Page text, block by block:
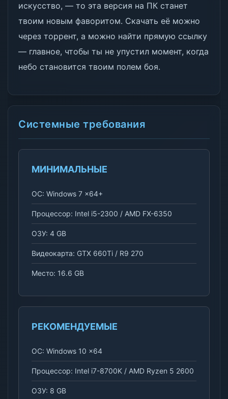
искусство, — то эта версия на ПК станет
твоим новым фаворитом. Скачать её можно
через торрент, а можно найти прямую ссылку
— главное, чтобы ты не упустил момент, когда
небо становится твоим полем боя.
Системные требования
МИНИМАЛЬНЫЕ
ОС: Windows 7 x64+
Процессор: Intel i5-2300 / AMD FX-6350
ОЗУ: 4 GB
Видеокарта: GTX 660Ti / R9 270
Место: 16.6 GB
РЕКОМЕНДУЕМЫЕ
ОС: Windows 10 x64
Процессор: Intel i7-8700K / AMD Ryzen 5 2600
ОЗУ: 8 GB